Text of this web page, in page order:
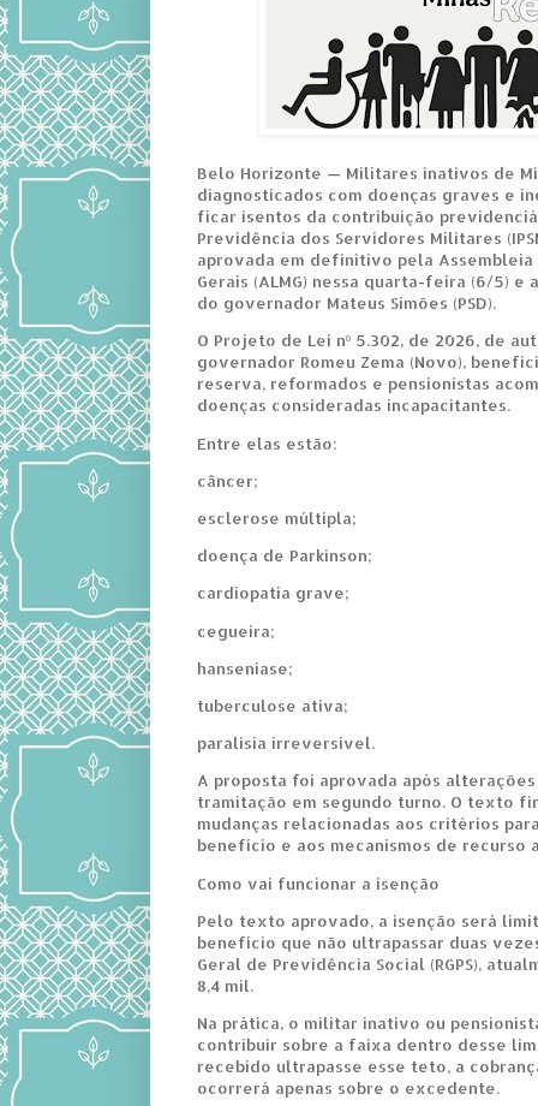
Belo Horizonte — Militares inativos de
diagnosticados com doenças graves e
ficar isentos da contribuição
Previdência dos Servidores Militares
aprovada em definitivo pela
Gerais (ALMG) nessa quarta-feira (6/5) e
do governador Mateus Simões (PSD).
O Projeto de Lei nº 5.302, de 2026, de
governador Romeu Zema (Novo),
reserva, reformados e pensionistas
doenças consideradas incapacitantes.
Entre elas estão:
câncer;
esclerose múltipla;
doença de Parkinson;
cardiopatia grave;
cegueira;
hanseníase;
tuberculose ativa;
paralisia irreversível.
A proposta foi aprovada após
tramitação em segundo turno. O texto
mudanças relacionadas aos critérios
benefício e aos mecanismos de recurso
Como vai funcionar a isenção
Pelo texto aprovado, a isenção será
benefício que não ultrapassar duas
Geral de Previdência Social (RGPS),
8,4 mil.
Na prática, o militar inativo ou
contribuir sobre a faixa dentro desse
recebido ultrapasse esse teto, a
ocorrerá apenas sobre o excedente.